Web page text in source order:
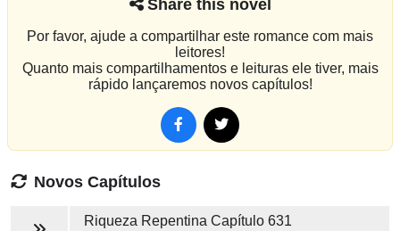
Share this novel
Por favor, ajude a compartilhar este romance com mais
leitores!
Quanto mais compartilhamentos e leituras ele tiver, mais
rápido lançaremos novos capítulos!
Novos Capítulos
Riqueza Repentina Capítulo 631